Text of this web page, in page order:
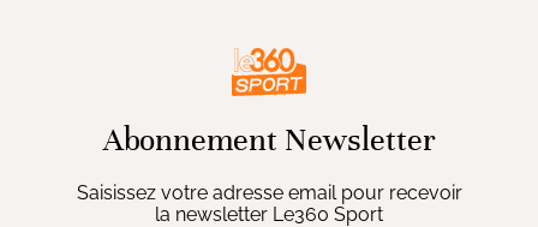
Abonnement Newsletter
Saisissez votre adresse email pour recevoir
la newsletter Le360 Sport